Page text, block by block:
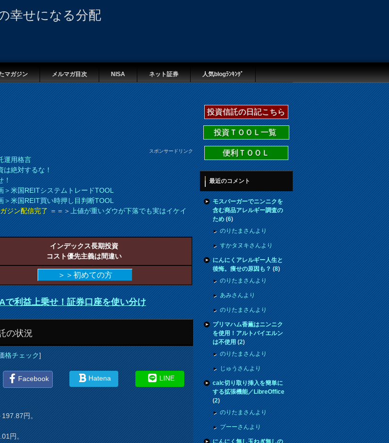
幸せになる分配
マガジン メルマガ目次 NISA ネット証券 人気blogﾗﾝｷﾝｸﾞ
スポンサードリンク
運用格言
は絶対するな！
！
米国REITシステムトレードTOOL
米国REIT買い時押し目判断TOOL
ジン配信完了＝＝＞上値が重いダウが下落でも実はイケイ
インデックス長期投資
コスト優先主義は間違い
＞＞初めての方
で利益上乗せ！証券口座を使い分け
の状況
格チェック]
Facebook Hatena LINE
197.87円。
円。
投資信託の日記こちら
投資ＴＯＯＬ一覧
便利ＴＯＯＬ
最近のコメント
モスバーガーでニンニクを
含む商品アレルギー調査の
ため(6)
のりたまさんより
すかタヌキさんより
にんにくアレルギー人生と
後悔。痩せの原因も？(8)
のりたまさんより
あみさんより
のりたまさんより
プリマハム香薫はニンニク
を使用！アルトバイエルン
は不使用(2)
のりたまさんより
じゅうさんより
calc切り取り挿入を簡単に
する拡張機能／LibreOffice
(2)
のりたまさんより
プーーさんより